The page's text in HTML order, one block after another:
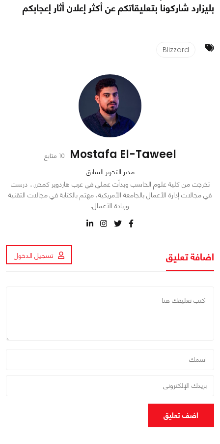
بليزارد شاركونا بتعليقاتكم عن أكثر إعلان أثار إعجابكم
Blizzard
Mostafa El-Taweel 10 متابع
مدير التحرير السابق
تخرجت من كلية علوم الحاسب وبدأت عملي في عرب هاردوير كمحرر… درست
في مجالات إدارة الأعمال بالجامعة الأمريكية، مهتم بالكتابة في مجالات التقنية
وريادة الأعمال.
اضافة تعليق تسجيل الدخول
اضف تعليق